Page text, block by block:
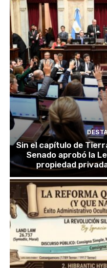
Sin el capítulo de
Senado aprobó la
propiedad